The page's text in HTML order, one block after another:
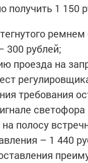
получить 1 150
300 рублей;
проезда на
требования
светофора
полосу
– 1 440